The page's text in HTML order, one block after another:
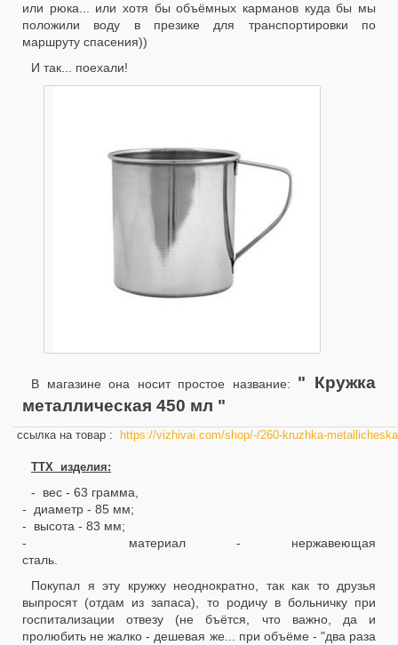
или рюка... или хотя бы объёмных карманов куда бы мы
положили воду в презике для транспортировки по
маршруту спасения))
И так... поехали!
В магазине она носит простое название: " Кружка
металлическая 450 мл "
ссылка на товар : https://vizhivai.com/shop/-/260-kruzhka-
ТТХ изделия:
- вес - 63 грамма,
- диаметр - 85 мм;
- высота - 83 мм;
- материал - нержавеющая
Покупал я эту кружку неоднократно, так как то друзья
выпросят (отдам из запаса), то родичу в больничку при
госпитализации отвезу (не бъётся, что важно, да и
пролюбить не жалко - дешевая же... при объёме - "два раза